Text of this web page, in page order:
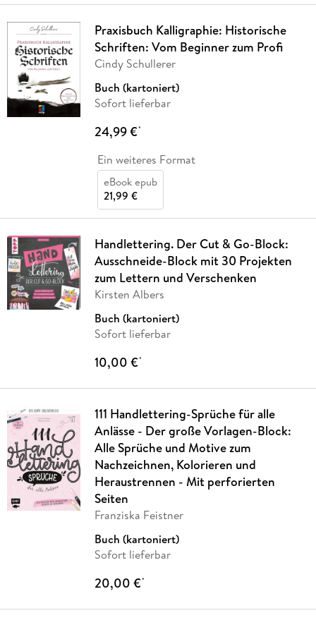
Praxisbuch Kalligraphie: Historische
Schriften: Vom Beginner zum Profi
Cindy Schullerer
Buch (kartoniert)
Sofort lieferbar
24,99 €*
Ein weiteres Format
eBook epub
21,99 €
Handlettering. Der Cut & Go-Block:
Ausschneide-Block mit 30 Projekten
zum Lettern und Verschenken
Kirsten Albers
Buch (kartoniert)
Sofort lieferbar
10,00 €*
111 Handlettering-Sprüche für alle
Anlässe - Der große Vorlagen-Block:
Alle Sprüche und Motive zum
Nachzeichnen, Kolorieren und
Heraustrennen - Mit perforierten
Seiten
Franziska Feistner
Buch (kartoniert)
Sofort lieferbar
20,00 €*